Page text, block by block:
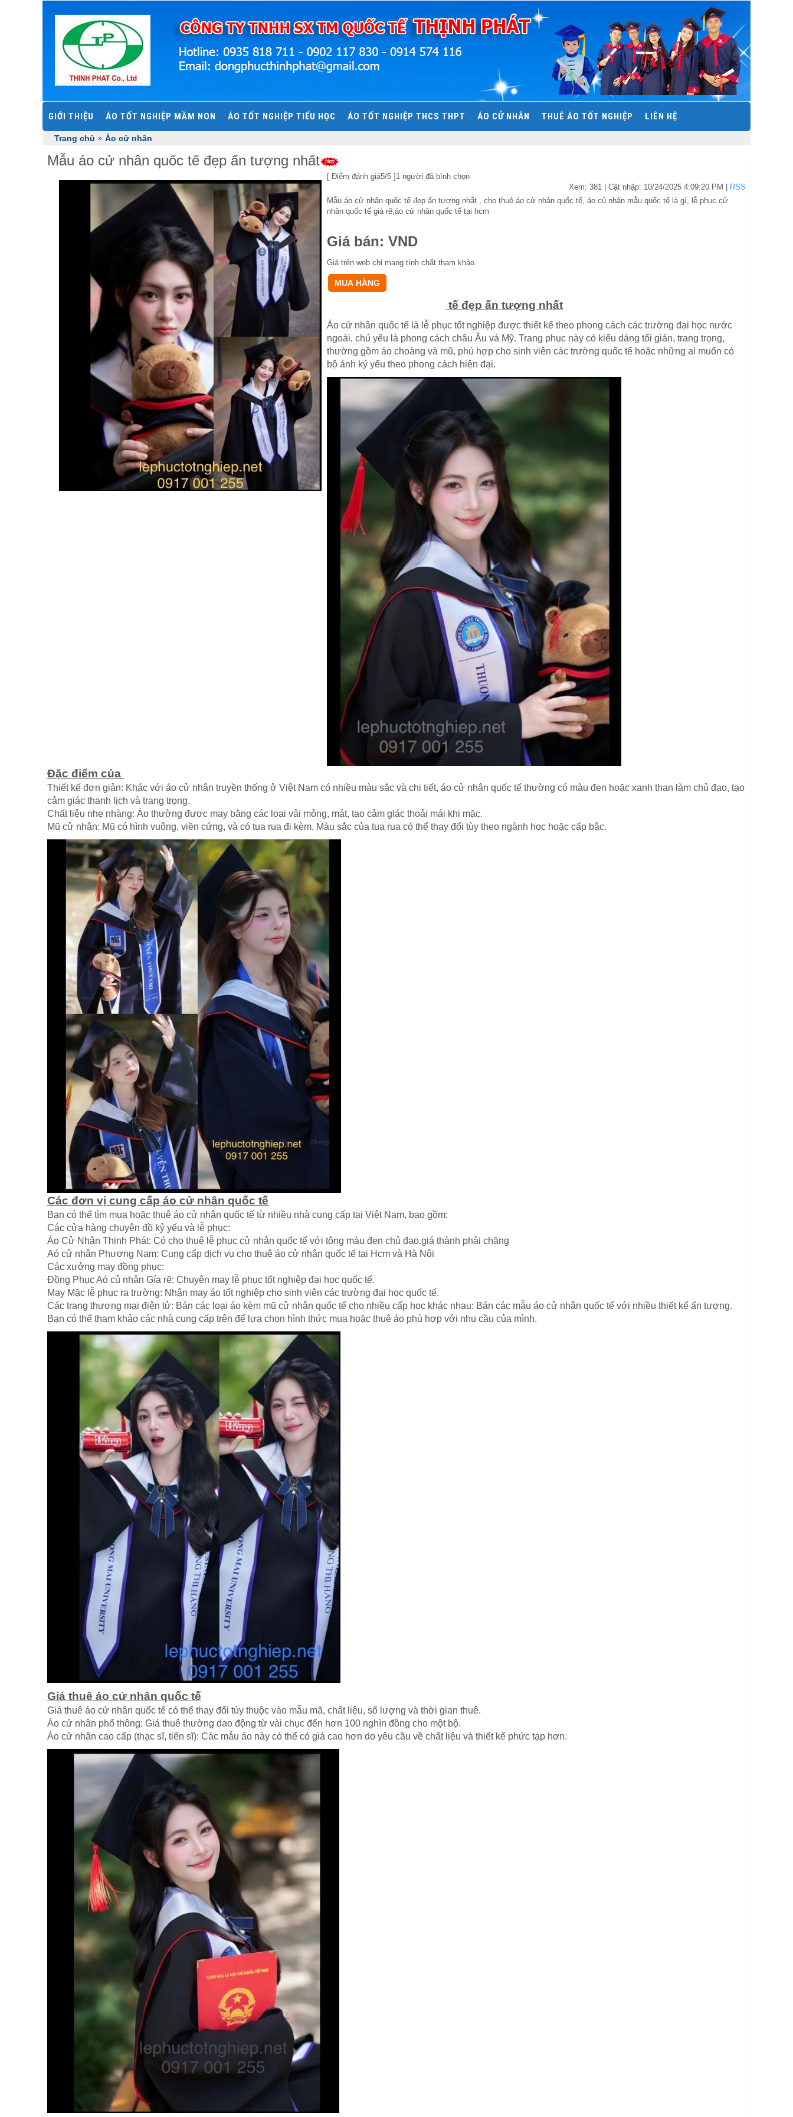
GIỚI THIỆU ÁO TỐT NGHIỆP MẦM NON ÁO TỐT NGHIỆP TIỂU HỌC ÁO TỐT NGHIỆP THCS THPT ÁO CỬ NHÂN THUÊ ÁO TỐT NGHIỆP LIÊN HỆ
Trang chủ » Áo cử nhân
Mẫu áo cử nhân quốc tế đẹp ấn tượng nhất
[ Điểm đánh giá5/5 ] 1người đã bình chọn
Xem: 381| Cật nhập: 10/24/2025 4:09:20 PM
RSS
Mẫu áo cử nhân quốc tế đẹp ấn tượng nhất , cho thuê áo cử nhân quốc tế, áo củ nhân mẫu quốc tế là gì, lễ phục cử
nhân quốc tế giá rẽ,áo cử nhân quốc tế tại hcm
Giá bán: VND
Giá trên web chỉ mang tính chất tham khảo.
tế đẹp ấn tượng nhất
Áo cử nhân quốc tế là lễ phục tốt nghiệp được thiết kế theo phong cách các trường đại học nước
ngoài, chủ yếu là phong cách châu Âu và Mỹ. Trang phục này có kiểu dáng tối giản, trang trọng,
thường gồm áo choàng và mũ, phù hợp cho sinh viên các trường quốc tế hoặc những ai muốn có
bộ ảnh kỷ yếu theo phong cách hiện đại.
Đặc điểm của
Thiết kế đơn giản: Khác với áo cử nhân truyền thống ở Việt Nam có nhiều màu sắc và chi tiết, áo cử nhân quốc tế thường có màu đen hoặc xanh than làm chủ đạo, tạo
cảm giác thanh lịch và trang trọng.
Chất liệu nhẹ nhàng: Áo thường được may bằng các loại vải mỏng, mát, tạo cảm giác thoải mái khi mặc.
Mũ cử nhân: Mũ có hình vuông, viền cứng, và có tua rua đi kèm. Màu sắc của tua rua có thể thay đổi tùy theo ngành học hoặc cấp bậc.
Các đơn vị cung cấp áo cử nhân quốc tế
Bạn có thể tìm mua hoặc thuê áo cử nhân quốc tế từ nhiều nhà cung cấp tại Việt Nam, bao gồm:
Các cửa hàng chuyên đồ kỷ yếu và lễ phục:
Áo Cử Nhân Thịnh Phát: Có cho thuê lễ phục cử nhân quốc tế với tông màu đen chủ đạo.giá thành phải chăng
Aó cử nhân Phương Nam: Cung cấp dịch vụ cho thuê áo cử nhân quốc tế tại Hcm và Hà Nội
Các xưởng may đồng phục:
Đồng Phục Aó củ nhân Gía rẽ: Chuyên may lễ phục tốt nghiệp đại học quốc tế.
May Mặc lễ phục ra trường: Nhận may áo tốt nghiệp cho sinh viên các trường đại học quốc tế.
Các trang thương mại điện tử: Bán các loại áo kèm mũ cử nhân quốc tế cho nhiều cấp học khác nhau: Bán các mẫu áo cử nhân quốc tế với nhiều thiết kế ấn tượng.
Bạn có thể tham khảo các nhà cung cấp trên để lựa chọn hình thức mua hoặc thuê áo phù hợp với nhu cầu của mình.
Giá thuê áo cử nhân quốc tế
Giá thuê áo cử nhân quốc tế có thể thay đổi tùy thuộc vào mẫu mã, chất liệu, số lượng và thời gian thuê.
Áo cử nhân phổ thông: Giá thuê thường dao động từ vài chục đến hơn 100 nghìn đồng cho một bộ.
Áo cử nhân cao cấp (thạc sĩ, tiến sĩ): Các mẫu áo này có thể có giá cao hơn do yêu cầu về chất liệu và thiết kế phức tạp hơn.